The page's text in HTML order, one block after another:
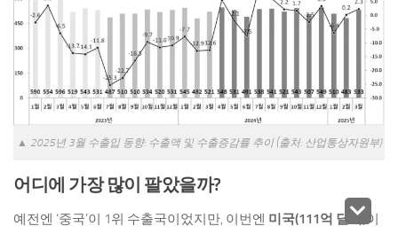
▲ 2025년 3월 수출입 동향: 수출액 및 수출증감률 추이 (출처: 산업통상자원부)
어디에 가장 많이 팔았을까?
예전엔 ‘중국’이 1위 수출국이었지만, 이번엔 미국(111억 달러)
이